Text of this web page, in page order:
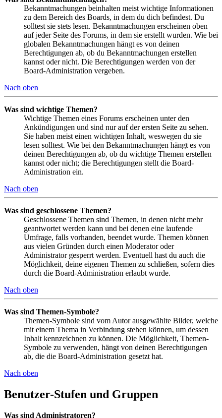
Bekanntmachungen beinhalten meist wichtige Informationen
zu dem Bereich des Boards, in dem du dich befindest. Du
solltest sie stets lesen. Bekanntmachungen erscheinen oben
auf jeder Seite des Forums, in dem sie erstellt wurden. Wie bei
globalen Bekanntmachungen hängt es von deinen
Berechtigungen ab, ob du Bekanntmachungen erstellen
kannst oder nicht. Die Berechtigungen werden von der
Board-Administration vergeben.
Nach oben
Was sind wichtige Themen?
Wichtige Themen eines Forums erscheinen unter den
Ankündigungen und sind nur auf der ersten Seite zu sehen.
Sie haben meist einen wichtigen Inhalt, weswegen du sie
lesen solltest. Wie bei den Bekanntmachungen hängt es von
deinen Berechtigungen ab, ob du wichtige Themen erstellen
kannst oder nicht; die Berechtigungen stellt die Board-
Administration ein.
Nach oben
Was sind geschlossene Themen?
Geschlossene Themen sind Themen, in denen nicht mehr
geantwortet werden kann und bei denen eine laufende
Umfrage, falls vorhanden, beendet wurde. Themen können
aus vielen Gründen durch einen Moderator oder
Administrator gesperrt werden. Eventuell hast du auch die
Möglichkeit, deine eigenen Themen zu schließen, sofern dies
durch die Board-Administration erlaubt wurde.
Nach oben
Was sind Themen-Symbole?
Themen-Symbole sind vom Autor ausgewählte Bilder, welche
mit einem Thema in Verbindung stehen können, um dessen
Inhalt kennzeichnen zu können. Die Möglichkeit, Themen-
Symbole zu verwenden, hängt von deinen Berechtigungen
ab, die die Board-Administration gesetzt hat.
Nach oben
Benutzer-Stufen und Gruppen
Was sind Administratoren?